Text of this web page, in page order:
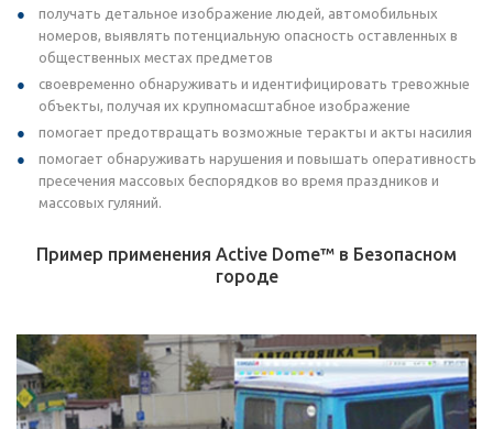
получать детальное изображение людей, автомобильных
номеров, выявлять потенциальную опасность оставленных в
общественных местах предметов
своевременно обнаруживать и идентифицировать тревожные
объекты, получая их крупномасштабное изображение
помогает предотвращать возможные теракты и акты насилия
помогает обнаруживать нарушения и повышать оперативность
пресечения массовых беспорядков во время праздников и
массовых гуляний.
Пример применения Active Dome™ в Безопасном
городе